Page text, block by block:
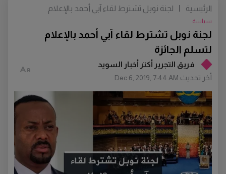
فريق التجرير أكتر أخبار السويد
أخر تحديث Dec 6, 2019, 7:44 AM
لجنة نوبل تشترط لقاء آبي أحمد بالإعلام
لتسلم الجائزة
سياسة
الرئيسية
لجنة نوبل تشترط لقاء آبي أحمد بالإعلام